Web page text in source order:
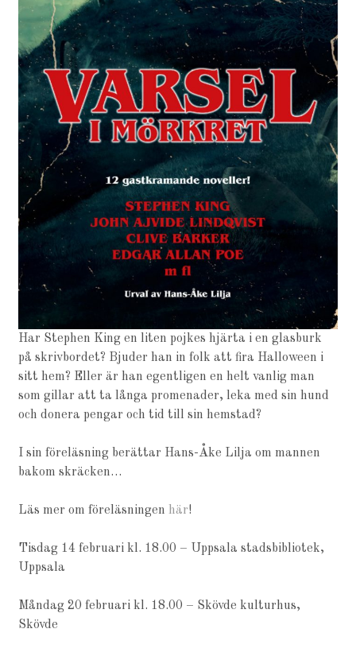
Har Stephen King en liten pojkes hjärta i en glasburk
på skrivbordet? Bjuder han in folk att fira Halloween i
sitt hem? Eller är han egentligen en helt vanlig man
som gillar att ta långa promenader, leka med sin hund
och donera pengar och tid till sin hemstad?
I sin föreläsning berättar Hans-Åke Lilja om mannen
bakom skräcken…
Läs mer om föreläsningen här!
Tisdag 14 februari kl. 18.00 – Uppsala stadsbibliotek,
Uppsala
Måndag 20 februari kl. 18.00 – Skövde kulturhus,
Skövde